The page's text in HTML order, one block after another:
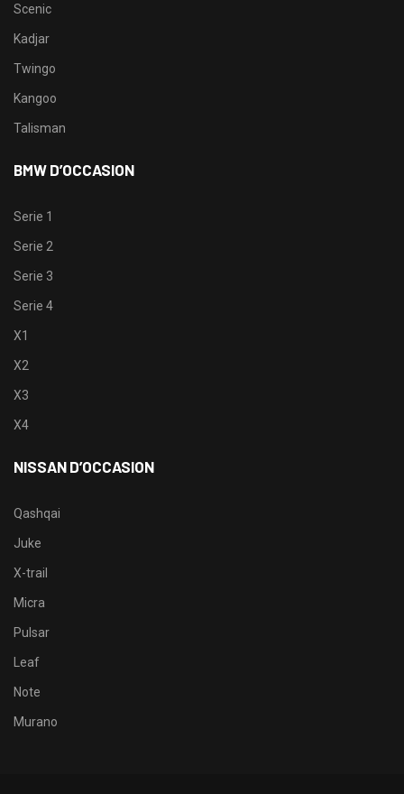
Scenic
Kadjar
Twingo
Kangoo
Talisman
BMW D’OCCASION
Serie 1
Serie 2
Serie 3
Serie 4
X1
X2
X3
X4
NISSAN D’OCCASION
Qashqai
Juke
X-trail
Micra
Pulsar
Leaf
Note
Murano